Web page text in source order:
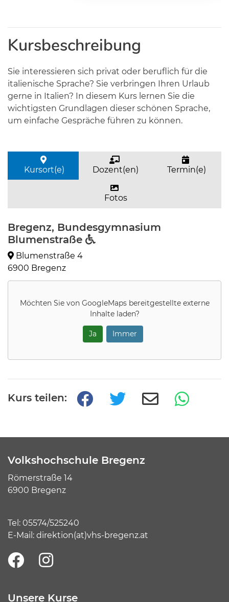
Kursbeschreibung
Sie interessieren sich privat oder beruflich für die
italienische Sprache? Sie verbringen Ihren Urlaub
gerne in Italien? In diesem Kurs lernen Sie die
wichtigsten Grundlagen dieser schönen Sprache,
um einfache Gespräche führen zu können.
Kursort(e) Dozent(en) Termin(e)
Fotos
Bregenz, Bundesgymnasium
Blumenstraße
Blumenstraße 4
6900 Bregenz
Möchten Sie von GoogleMapsbereitgestellte externe
Inhalte laden?
Ja Immer
Kurs teilen:
Volkshochschule Bregenz
Römerstraße 14
6900 Bregenz
Tel: 05574/525240
E-Mail: direktion(at)vhs-bregenz.at
Unsere Kurse